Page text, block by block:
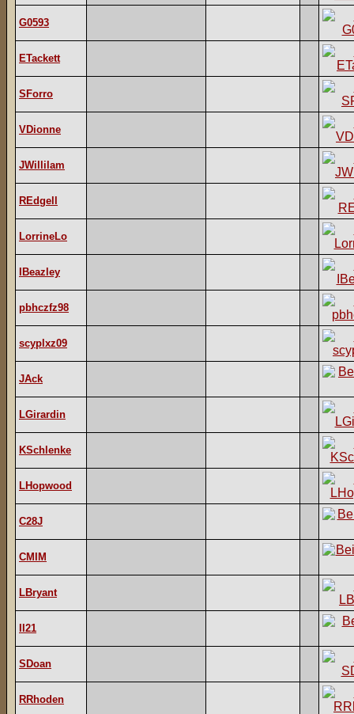
G0593
ETackett
SForro
VDionne
JWillilam
REdgell
LorrineLo
IBeazley
pbhczfz98
scyplxz09
JAck
LGirardin
KSchlenke
LHopwood
C28J
CMIM
LBryant
II21
SDoan
RRhoden